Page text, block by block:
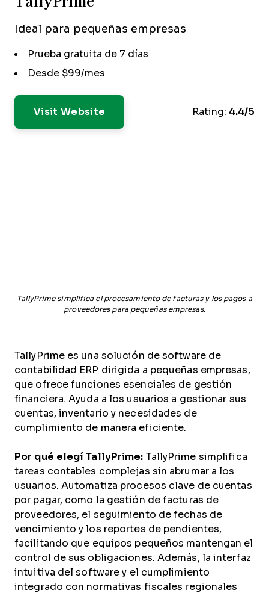
Ideal para pequeñas empresas
Prueba gratuita de 7 días
Desde $99/mes
Visit Website Rating: 4.4/5
TallyPrime simplifica el procesamiento de facturas y los pagos a
proveedores para pequeñas empresas.
TallyPrime es una solución de software de
contabilidad ERP dirigida a pequeñas empresas,
que ofrece funciones esenciales de gestión
financiera. Ayuda a los usuarios a gestionar sus
cuentas, inventario y necesidades de
cumplimiento de manera eficiente.
Por qué elegí TallyPrime: TallyPrime simplifica
tareas contables complejas sin abrumar a los
usuarios. Automatiza procesos clave de cuentas
por pagar, como la gestión de facturas de
proveedores, el seguimiento de fechas de
vencimiento y los reportes de pendientes,
facilitando que equipos pequeños mantengan el
control de sus obligaciones. Además, la interfaz
intuitiva del software y el cumplimiento
integrado con normativas fiscales regionales